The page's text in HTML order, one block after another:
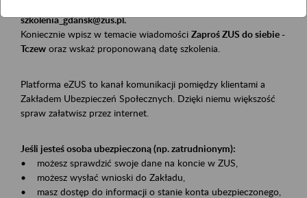
szkolenia_gdansk@zus.pl.
Koniecznie wpisz w temacie wiadomości Zaproś ZUS do siebie -
Tczew oraz wskaż proponowaną datę szkolenia.
Platforma eZUS to kanał komunikacji pomiędzy klientami a
Zakładem Ubezpieczeń Społecznych. Dzięki niemu większość
spraw załatwisz przez internet.
Jeśli jesteś osoba ubezpieczoną (np. zatrudnionym):
• możesz sprawdzić swoje dane na koncie w ZUS,
• możesz wysłać wnioski do Zakładu,
• masz dostęp do informacji o stanie konta ubezpieczonego,